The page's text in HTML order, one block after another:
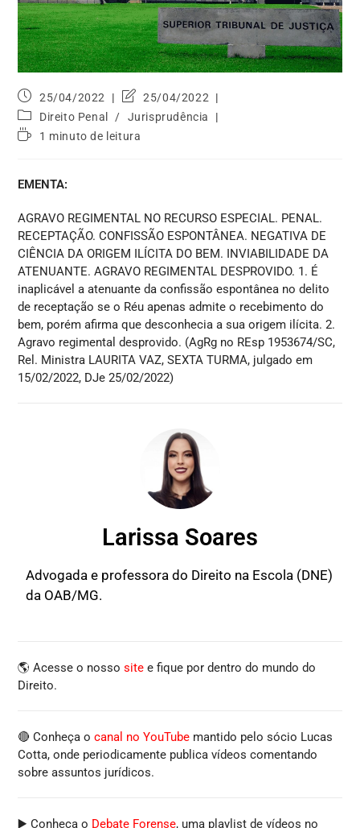
25/04/2022
25/04/2022
Direito Penal
/
Jurisprudência
1 minuto de leitura
EMENTA:
AGRAVO REGIMENTAL NO RECURSO ESPECIAL. PENAL.
RECEPTAÇÃO. CONFISSÃO ESPONTÂNEA. NEGATIVA DE
CIÊNCIA DA ORIGEM ILÍCITA DO BEM. INVIABILIDADE DA
ATENUANTE. AGRAVO REGIMENTAL DESPROVIDO. 1. É
inaplicável a atenuante da confissão espontânea no delito
de receptação se o Réu apenas admite o recebimento do
bem, porém afirma que desconhecia a sua origem ilícita. 2.
Agravo regimental desprovido. (AgRg no REsp 1953674/SC,
Rel. Ministra LAURITA VAZ, SEXTA TURMA, julgado em
15/02/2022, DJe 25/02/2022)
Larissa Soares
Advogada e professora do Direito na Escola (DNE)
da OAB/MG.
🌎 Acesse o nossosite e fique por dentro do mundo do
Direito.
🔴 Conheça ocanal no YouTube mantido pelo sócio Lucas
Cotta, onde periodicamente publica vídeos comentando
sobre assuntos jurídicos.
▶️ Conheça o Debate Forense, uma playlist de vídeos no